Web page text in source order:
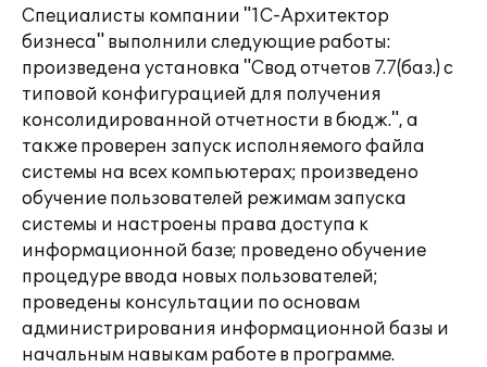
Специалисты компании "1С-Архитектор
бизнеса" выполнили следующие работы:
произведена установка "Свод отчетов 7.7(баз.) с
типовой конфигурацией для получения
консолидированной отчетности в бюдж.", а
также проверен запуск исполняемого файла
системы на всех компьютерах; произведено
обучение пользователей режимам запуска
системы и настроены права доступа к
информационной базе; проведено обучение
процедуре ввода новых пользователей;
проведены консультации по основам
администрирования информационной базы и
начальным навыкам работе в программе.